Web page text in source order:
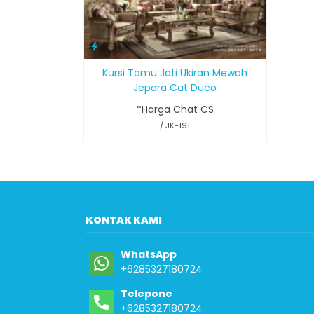
Kursi Tamu Jati Ukiran Mewah
Jepara Cat Duco
*Harga Chat CS
/ JK-191
KONTAK KAMI
WhatsApp
+6285327180724
Telepone
+6285327180724